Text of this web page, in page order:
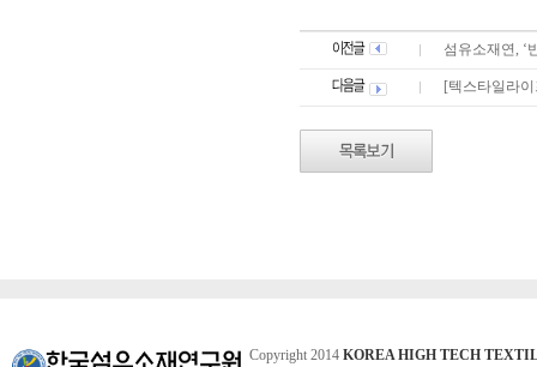
섬유소재연, ‘
[텍스타일라
Copyright 2014 KOREA HIGH TECH